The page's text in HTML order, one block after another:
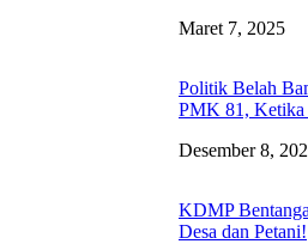
Maret 7, 2025
Politik Belah
PMK 81, Ketika
Desember 8,
KDMP
Desa dan Petani!